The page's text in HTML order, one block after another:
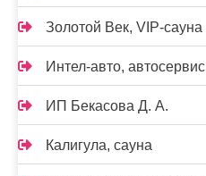
Золотой Век, VIP-сауна
Интел-авто, автосервис
ИП Бекасова Д. А.
Калигула, сауна